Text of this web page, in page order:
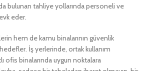
bulunan tahliye yollarında personeli ve
eder.
hem de kamu binalarının güvenlik
İş yerlerinde, ortak kullanım
ofis binalarında uygun noktalara